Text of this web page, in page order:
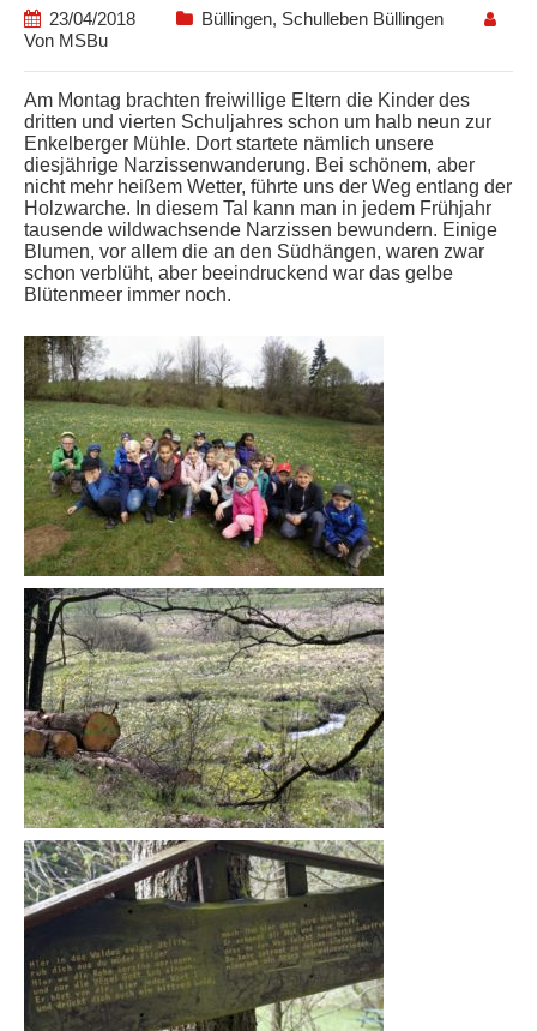
23/04/2018 Büllingen, Schulleben Büllingen
Von MSBu
Am Montag brachten freiwillige Eltern die Kinder des
dritten und vierten Schuljahres schon um halb neun zur
Enkelberger Mühle. Dort startete nämlich unsere
diesjährige Narzissenwanderung. Bei schönem, aber
nicht mehr heißem Wetter, führte uns der Weg entlang der
Holzwarche. In diesem Tal kann man in jedem Frühjahr
tausende wildwachsende Narzissen bewundern. Einige
Blumen, vor allem die an den Südhängen, waren zwar
schon verblüht, aber beeindruckend war das gelbe
Blütenmeer immer noch.